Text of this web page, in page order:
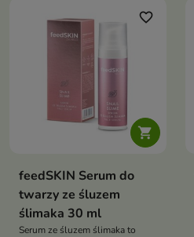

favorite_border
feedSKIN Serum do
twarzy ze śluzem
ślimaka 30 ml
Serum ze śluzem ślimaka to